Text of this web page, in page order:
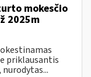
mokesčio
2025m
priklausantis